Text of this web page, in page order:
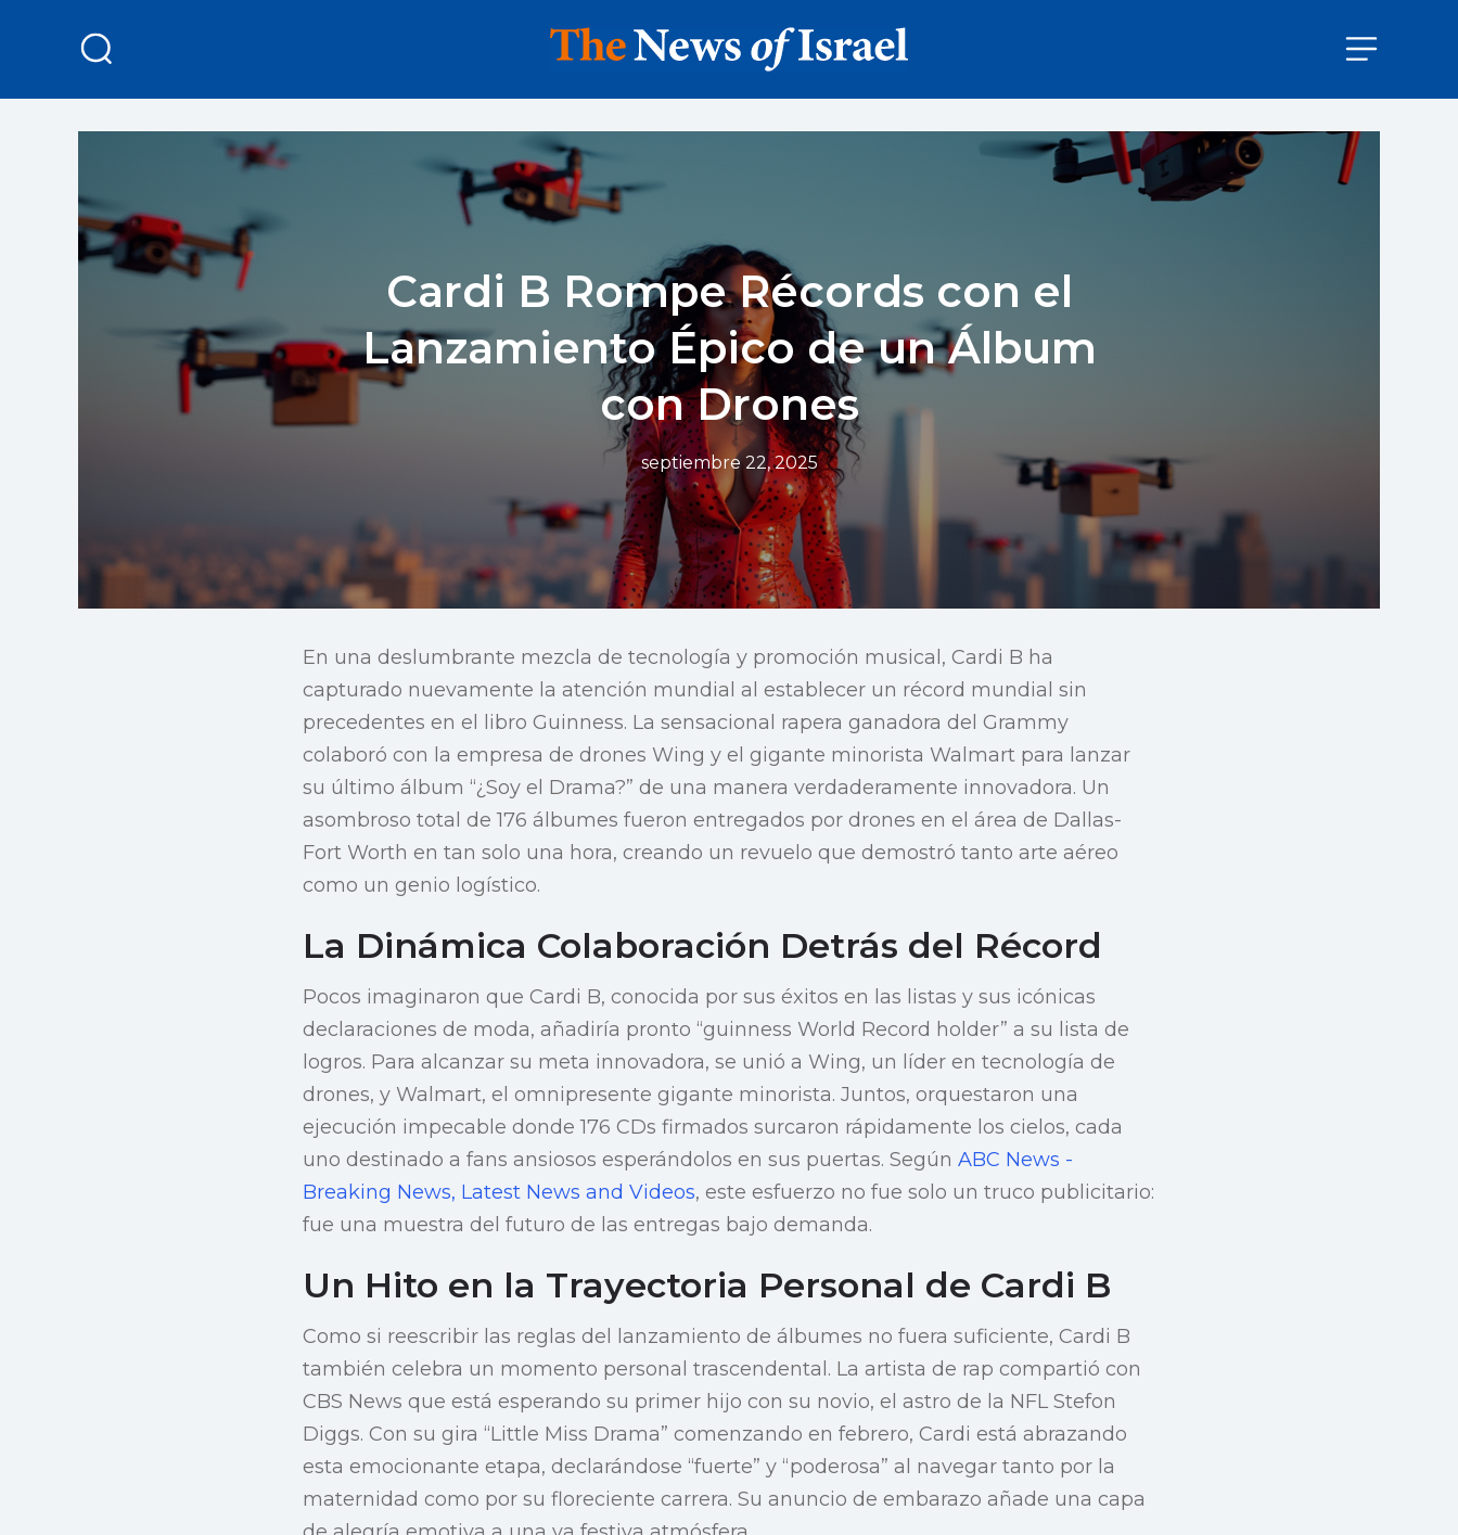
Cardi B Rompe Récords con el
Lanzamiento Épico de un Álbum
con Drones
septiembre 22, 2025
En una deslumbrante mezcla de tecnología y promoción musical, Cardi B ha
capturado nuevamente la atención mundial al establecer un récord mundial sin
precedentes en el libro Guinness. La sensacional rapera ganadora del Grammy
colaboró con la empresa de drones Wing y el gigante minorista Walmart para lanzar
su último álbum “¿Soy el Drama?” de una manera verdaderamente innovadora. Un
asombroso total de 176 álbumes fueron entregados por drones en el área de Dallas-
Fort Worth en tan solo una hora, creando un revuelo que demostró tanto arte aéreo
como un genio logístico.
La Dinámica Colaboración Detrás del Récord
Pocos imaginaron que Cardi B, conocida por sus éxitos en las listas y sus icónicas
declaraciones de moda, añadiría pronto “guinness World Record holder” a su lista de
logros. Para alcanzar su meta innovadora, se unió a Wing, un líder en tecnología de
drones, y Walmart, el omnipresente gigante minorista. Juntos, orquestaron una
ejecución impecable donde 176 CDs firmados surcaron rápidamente los cielos, cada
uno destinado a fans ansiosos esperándolos en sus puertas. Según ABC News -
Breaking News, Latest News and Videos, este esfuerzo no fue solo un truco publicitario:
fue una muestra del futuro de las entregas bajo demanda.
Un Hito en la Trayectoria Personal de Cardi B
Como si reescribir las reglas del lanzamiento de álbumes no fuera suficiente, Cardi B
también celebra un momento personal trascendental. La artista de rap compartió con
CBS News que está esperando su primer hijo con su novio, el astro de la NFL Stefon
Diggs. Con su gira “Little Miss Drama” comenzando en febrero, Cardi está abrazando
esta emocionante etapa, declarándose “fuerte” y “poderosa” al navegar tanto por la
maternidad como por su floreciente carrera. Su anuncio de embarazo añade una capa